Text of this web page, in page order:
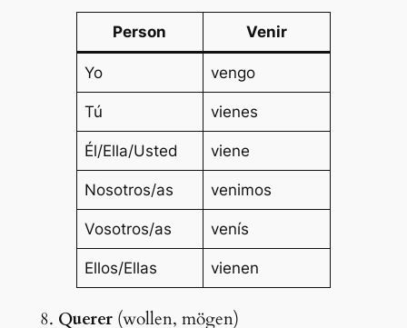
Person Venir
Yo vengo
Tú vienes
Él/Ella/Usted viene
Nosotros/as venimos
Vosotros/as venís
Ellos/Ellas vienen
8. Querer(wollen, mögen)